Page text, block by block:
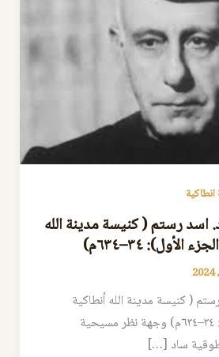
رستم ( كنيسة مدينة الله
٣٤–٦٣٤م)
( كنيسة مدينة الله أنطاكية
العظمى (الجزء الأول): ٣٤–٦٣٤م) وجهة نظر مسيحية
ساد […]